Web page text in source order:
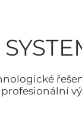
profesionální